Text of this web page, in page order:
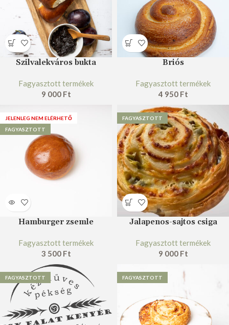
Szilvalekváros bukta
Fagyasztott termékek
9 000 Ft
Briós
Fagyasztott termékek
4 950 Ft
JELENLEG NEM ELÉRHETŐ
FAGYASZTOTT
Hamburger zsemle
Fagyasztott termékek
3 500 Ft
FAGYASZTOTT
Jalapenos-sajtos csiga
Fagyasztott termékek
9 000 Ft
FAGYASZTOTT FAGYASZTOTT